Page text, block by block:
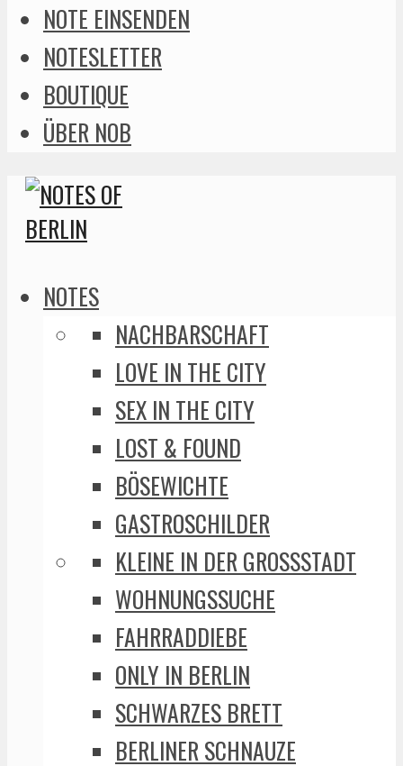
NOTE EINSENDEN
NOTESLETTER
BOUTIQUE
ÜBER NOB
NOTES
NACHBARSCHAFT
LOVE IN THE CITY
SEX IN THE CITY
LOST & FOUND
BÖSEWICHTE
GASTROSCHILDER
KLEINE IN DER GROSSSTADT
WOHNUNGSSUCHE
FAHRRADDIEBE
ONLY IN BERLIN
SCHWARZES BRETT
BERLINER SCHNAUZE